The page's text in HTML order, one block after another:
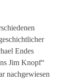
Endes
Jim Knopf“
nachgewiesen